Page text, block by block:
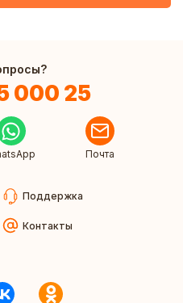
000 25
Почта
Поддержка
Контакты